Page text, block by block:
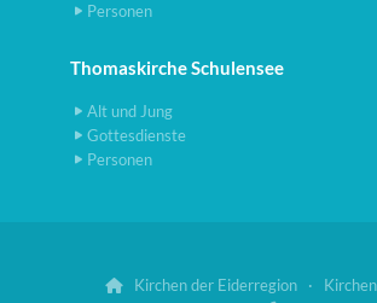
Personen
Thomaskirche Schulensee
Alt und Jung
Gottesdienste
Personen

Kirchen der Eiderregion ·